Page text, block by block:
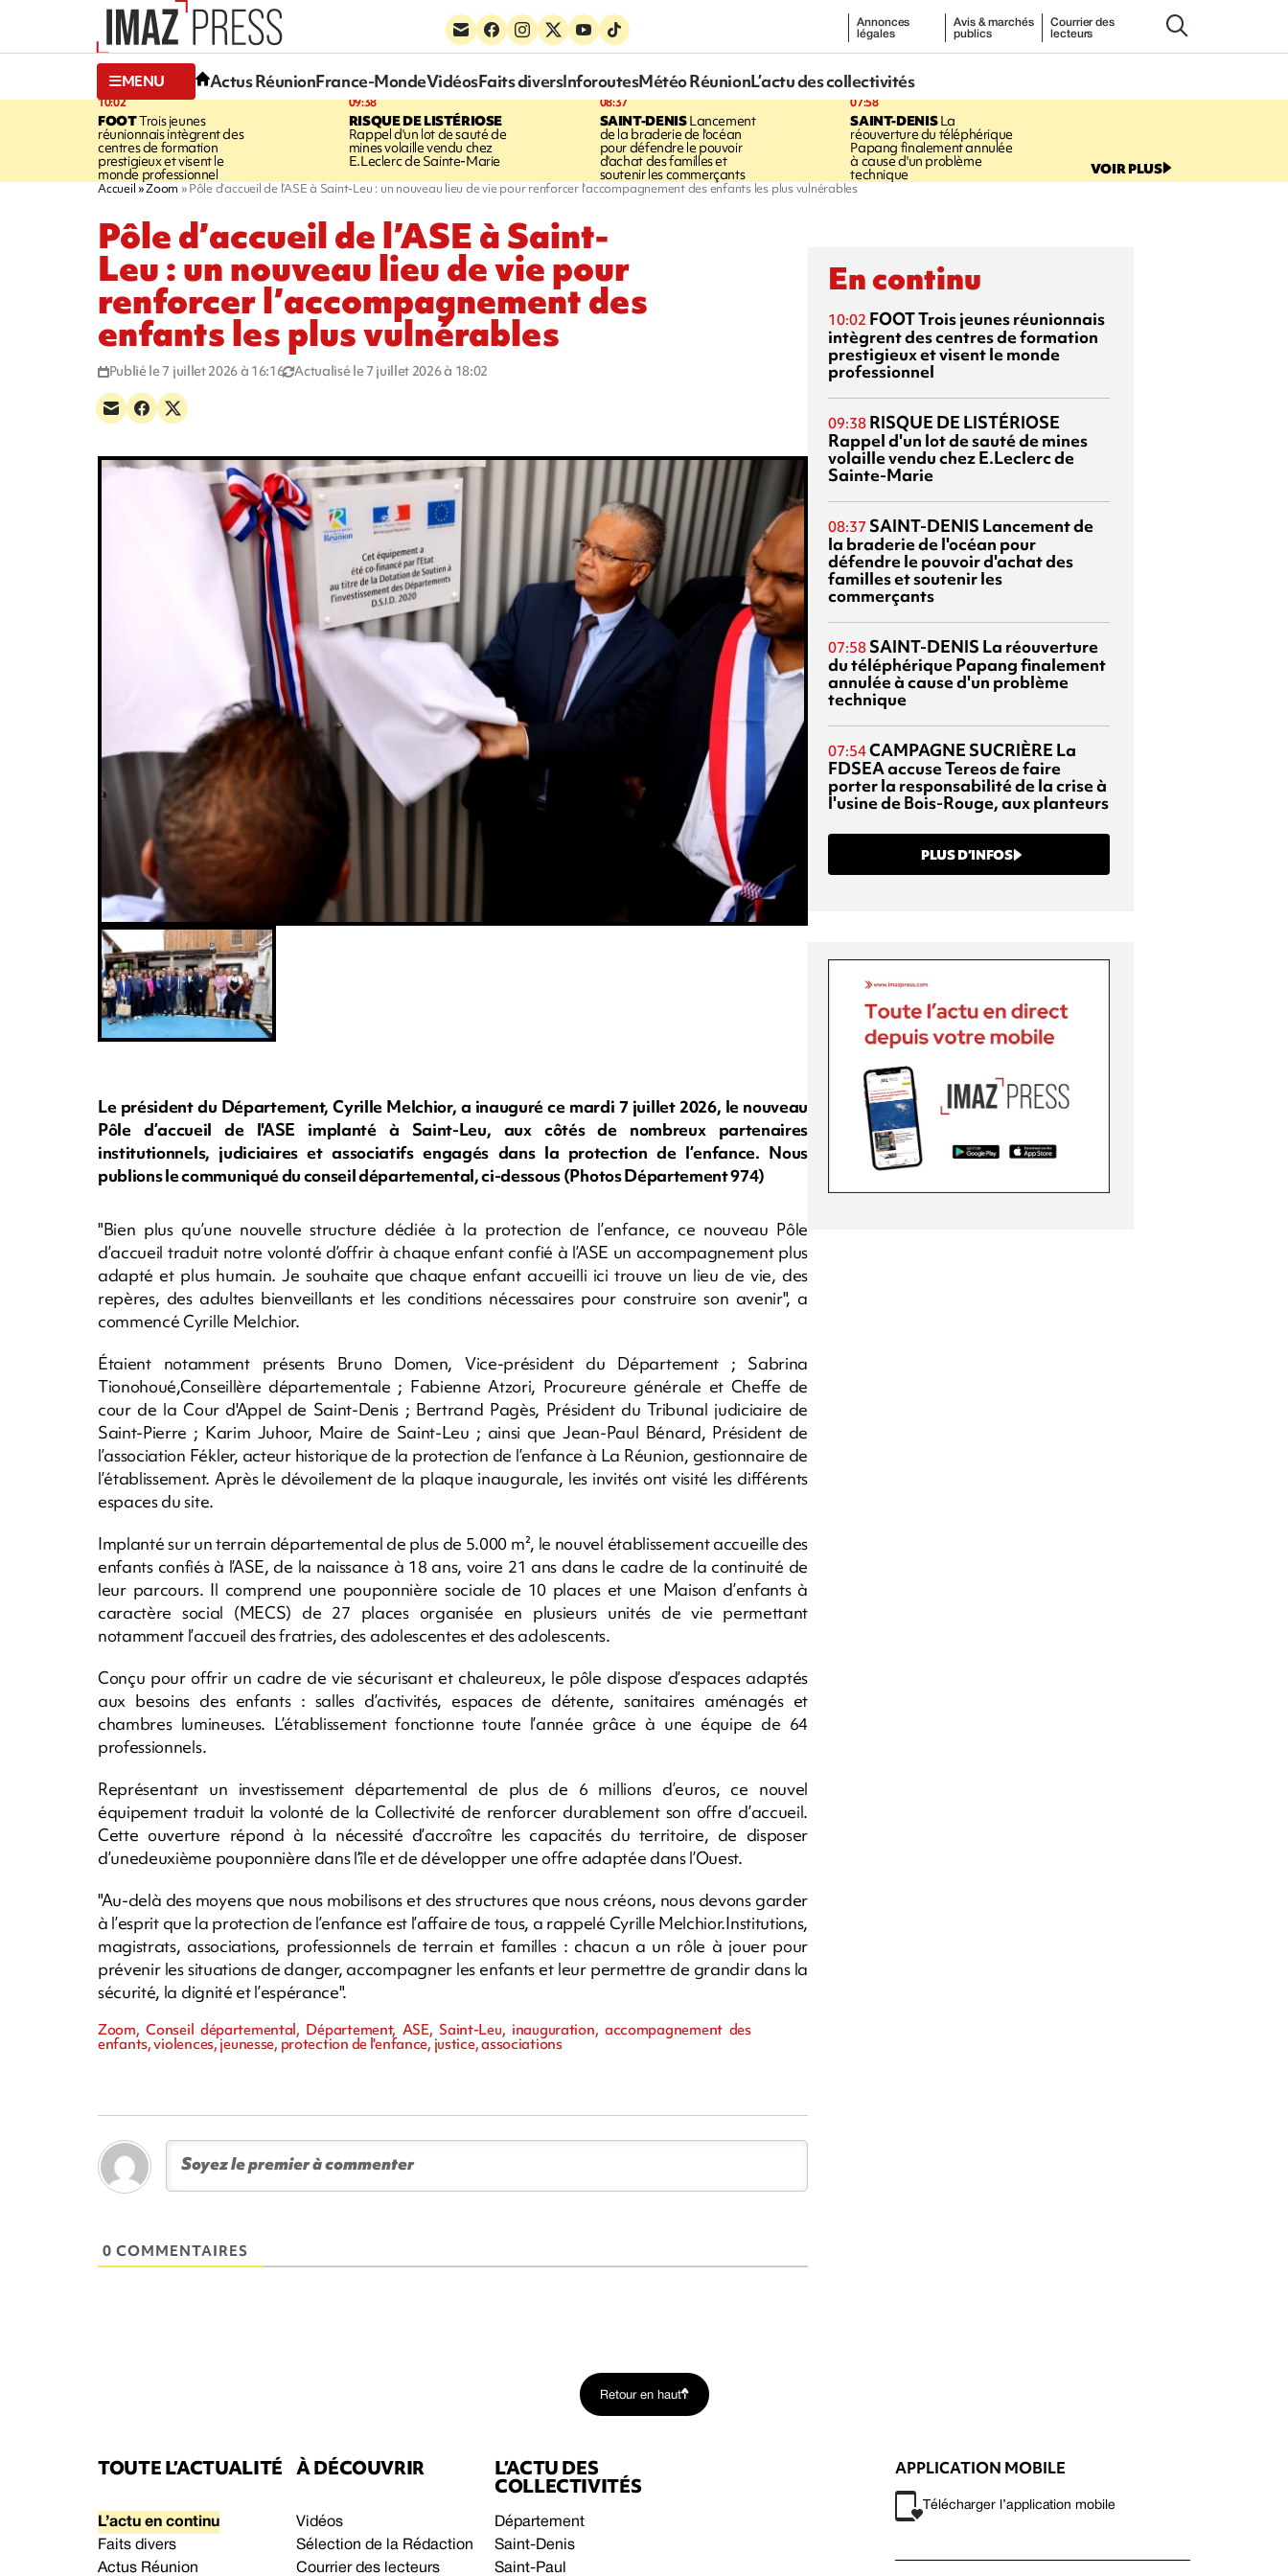
Annonces
légales
Avis & marchés
publics
Courrier des
lecteurs
MENU Actus RéunionFrance-MondeVidéosFaits diversInforoutesMétéo RéunionL’actu des collectivités
10:02
FOOTTrois jeunes
réunionnais intègrent des
centres de formation
prestigieux et visent le
monde professionnel
09:38
RISQUE DE LISTÉRIOSE
Rappel d'un lot de sauté de
mines volaille vendu chez
E.Leclerc de Sainte-Marie
08:37
SAINT-DENISLancement
de la braderie de l'océan
pour défendre le pouvoir
d'achat des familles et
soutenir les commerçants
07:58
SAINT-DENISLa
réouverture du téléphérique
Papang finalement annulée
à cause d'un problème
technique VOIR PLUS
Accueil Zoom Pôle d’accueil de l’ASE à Saint-Leu : un nouveau lieu de vie pour renforcer l’accompagnement des enfants les plus vulnérables
Pôle d’accueil de l’ASE à Saint-
Leu : un nouveau lieu de vie pour
renforcer l’accompagnement des
enfants les plus vulnérables
Publié le 7 juillet 2026 à 16:16 Actualisé le 7 juillet 2026 à 18:02
Le président du Département, Cyrille Melchior, a inauguré ce mardi 7 juillet 2026, le nouveau
Pôle d’accueil de l'ASE implanté à Saint-Leu, aux côtés de nombreux partenaires
institutionnels, judiciaires et associatifs engagés dans la protection de l’enfance. Nous
publions le communiqué du conseil départemental, ci-dessous (Photos Département 974)
"Bien plus qu’une nouvelle structure dédiée à la protection de l’enfance, ce nouveau Pôle
d’accueil traduit notre volonté d’offrir à chaque enfant confié à l’ASE un accompagnement plus
adapté et plus humain. Je souhaite que chaque enfant accueilli ici trouve un lieu de vie, des
repères, des adultes bienveillants et les conditions nécessaires pour construire son avenir", a
commencé Cyrille Melchior.
Étaient notamment présents Bruno Domen, Vice-président du Département ; Sabrina
Tionohoué,Conseillère départementale ; Fabienne Atzori, Procureure générale et Cheffe de
cour de la Cour d'Appel de Saint-Denis ; Bertrand Pagès, Président du Tribunal judiciaire de
Saint-Pierre ; Karim Juhoor, Maire de Saint-Leu ; ainsi que Jean-Paul Bénard, Président de
l’association Fékler, acteur historique de la protection de l’enfance à La Réunion, gestionnaire de
l’établissement. Après le dévoilement de la plaque inaugurale, les invités ont visité les différents
espaces du site.
Implanté sur un terrain départemental de plus de 5.000 m², le nouvel établissement accueille des
enfants confiés à l’ASE, de la naissance à 18 ans, voire 21 ans dans le cadre de la continuité de
leur parcours. Il comprend une pouponnière sociale de 10 places et une Maison d’enfants à
caractère social (MECS) de 27 places organisée en plusieurs unités de vie permettant
notamment l’accueil des fratries, des adolescentes et des adolescents.
Conçu pour offrir un cadre de vie sécurisant et chaleureux, le pôle dispose d’espaces adaptés
aux besoins des enfants : salles d’activités, espaces de détente, sanitaires aménagés et
chambres lumineuses. L’établissement fonctionne toute l’année grâce à une équipe de 64
professionnels.
Représentant un investissement départemental de plus de 6 millions d’euros, ce nouvel
équipement traduit la volonté de la Collectivité de renforcer durablement son offre d’accueil.
Cette ouverture répond à la nécessité d’accroître les capacités du territoire, de disposer
d’unedeuxième pouponnière dans l’île et de développer une offre adaptée dans l’Ouest.
"Au-delà des moyens que nous mobilisons et des structures que nous créons, nous devons garder
à l’esprit que la protection de l’enfance est l’affaire de tous, a rappelé Cyrille Melchior.Institutions,
magistrats, associations, professionnels de terrain et familles : chacun a un rôle à jouer pour
prévenir les situations de danger, accompagner les enfants et leur permettre de grandir dans la
sécurité, la dignité et l’espérance".
Zoom, Conseil départemental, Département, ASE, Saint-Leu, inauguration, accompagnement des
enfants, violences, jeunesse, protection de l'enfance, justice, associations
0 COMMENTAIRES
En continu
10:02 FOOTTrois jeunes réunionnais
intègrent des centres de formation
prestigieux et visent le monde
professionnel
09:38 RISQUE DE LISTÉRIOSE
Rappel d'un lot de sauté de mines
volaille vendu chez E.Leclerc de
Sainte-Marie
08:37 SAINT-DENIS Lancement de
la braderie de l'océan pour
défendre le pouvoir d'achat des
familles et soutenir les
commerçants
07:58 SAINT-DENIS La réouverture
du téléphérique Papang finalement
annulée à cause d'un problème
technique
07:54CAMPAGNE SUCRIÈRE La
FDSEA accuse Tereos de faire
porter la responsabilité de la crise à
l'usine de Bois-Rouge, aux planteurs
PLUS D’INFOS
Retour en haut
TOUTE L’ACTUALITÉ
L’actu en continu
Faits divers
Actus Réunion
À DÉCOUVRIR
Vidéos
Sélection de la Rédaction
Courrier des lecteurs
L’ACTU DES
COLLECTIVITÉS
Département
Saint-Denis
Saint-Paul
APPLICATION MOBILE
Télécharger l’application mobile